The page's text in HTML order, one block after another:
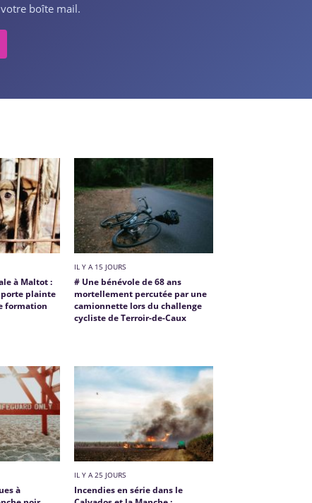
boîte mail.
à Maltot :
porte plainte
formation
IL Y A 15 JOURS
# Une bénévole de 68 ans
mortellement percutée par une
camionnette lors du challenge
cycliste de Terroir-de-Caux
à
IL Y A 25 JOURS
Incendies en série dans le